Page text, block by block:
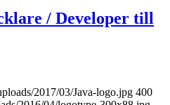
/ Developer till
2017/03/Java-logo.jpg 400